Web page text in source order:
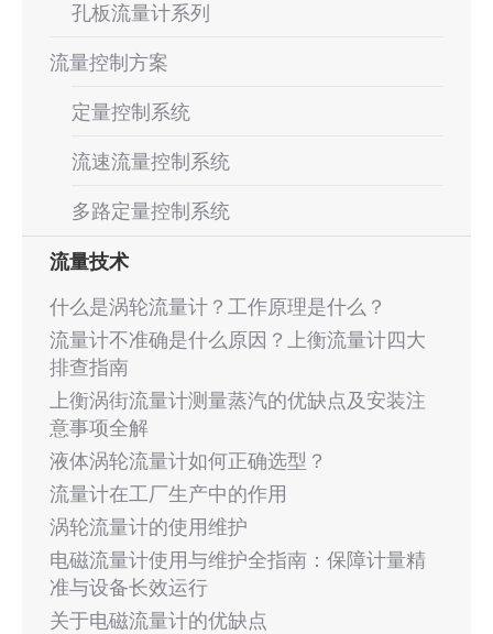
孔板流量计系列
流量控制方案
定量控制系统
流速流量控制系统
多路定量控制系统
流量技术
什么是涡轮流量计？工作原理是什么？
流量计不准确是什么原因？上衡流量计四大
排查指南
上衡涡街流量计测量蒸汽的优缺点及安装注
意事项全解
液体涡轮流量计如何正确选型？
流量计在工厂生产中的作用
涡轮流量计的使用维护
电磁流量计使用与维护全指南：保障计量精
准与设备长效运行
关于电磁流量计的优缺点